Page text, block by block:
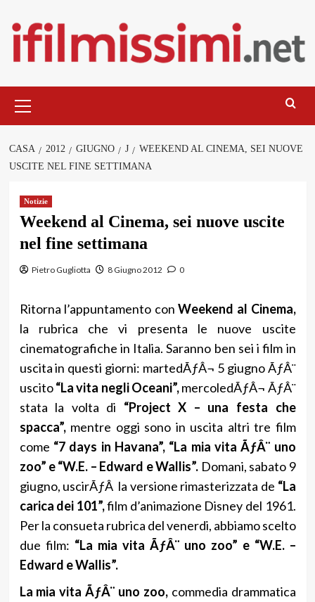
contenuto
principale
CASA 2012 GIUGNO J
WEEKEND AL CINEMA, SEI NUOVE
USCITE NEL FINE SETTIMANA
Notizie
Weekend al Cinema, sei nuove uscite
nel fine settimana
Pietro Gugliotta 8 Giugno 2012 0
Ritorna l’appuntamento conWeekend al Cinema,
la rubrica che vi presenta le nuove uscite
cinematografiche in Italia. Saranno ben sei i film in
uscita in questi giorni: martedÃƒÂ¬ 5 giugno ÃƒÂ¨
uscito“La vita negli Oceani”,mercoledÃƒÂ¬ ÃƒÂ¨
stata la volta di “Project X – una festa che
spacca”,mentre oggi sono in uscita altri tre film
come “7 days in Havana”, “La mia vita ÃƒÂ¨ uno
zoo” e “W.E. – Edward e Wallis”. Domani, sabato 9
giugno, uscirÃƒÂ la versione rimasterizzata de “La
carica dei 101”,film d’animazione Disney del 1961.
Per la consueta rubrica del venerdi, abbiamo scelto
due film: “La mia vita ÃƒÂ¨ uno zoo” e “W.E. –
Edward e Wallis”.
La mia vita ÃƒÂ¨ uno zoo,commedia drammatica